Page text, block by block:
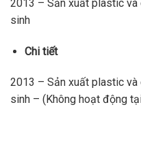
2013 – Sản xuất plastic và
sinh
Chi tiết
2013 – Sản xuất plastic và
sinh – (Không hoạt động